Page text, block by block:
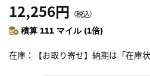
12,256円 （税込）
積算 111 マイル (1倍)
在庫 【お取り寄せ】納期は「在庫